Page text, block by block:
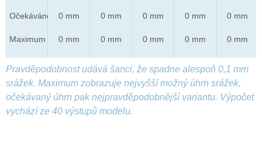
Očekáváno
Maximum
0 mm
0 mm
0 mm
0 mm
0 mm
0 mm
0 mm
0 mm
0 mm
0 mm
Pravděpodobnost udává šanci, že spadne alespoň 0,1 mm
srážek. Maximum zobrazuje nejvyšší možný úhrn srážek,
očekávaný úhrn pak nejpravděpodobnější variantu. Výpočet
vychází ze 40 výstupů modelu.